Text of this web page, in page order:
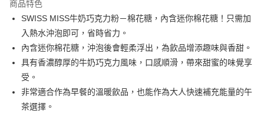
街口支付
悠遊付
Google Pay
全盈+PAY
AFTEE先享後付
商品特色
SWISS MISS牛奶巧克力粉－棉花糖，內含迷你棉花糖！只需加
入熱水沖泡即可，省時省力。
內含迷你棉花糖，沖泡後會輕柔浮出，為飲品增添趣味與香甜。
具有香濃醇厚的牛奶巧克力風味，口感順滑，帶來甜蜜的味覺享
受。
非常適合作為早餐的溫暖飲品，也能作為大人快速補充能量的午
茶選擇。